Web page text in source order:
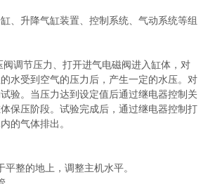
、升降气缸装置、控制系统、气动系统等组
阀调节压力、打开进气电磁阀进入缸体，对
水受到空气的压力后，产生一定的水压。对
验。当压力达到设定值后通过继电器控制关
保压阶段。试验完成后，通过继电器控制打
的气体排出。
平整的地上，调整主机水平。